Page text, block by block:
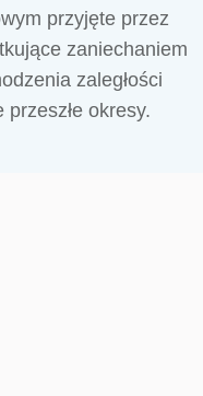
przyjęte przez
zaniechaniem
zaległości
okresy.